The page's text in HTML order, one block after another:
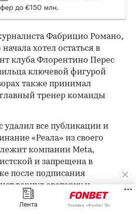
до €150 млн.
Фабрицио Романо,
хотел остаться в
клуба Флорентино Перес
ключевой фигурой
также принимал
тренер команды
удалил все публикации и
«Реала» из своего
компании Meta,
и запрещена в
после подписания
вернул аватарку и
целует эмблему
Лента Реклама, «Фонбет ТВ»